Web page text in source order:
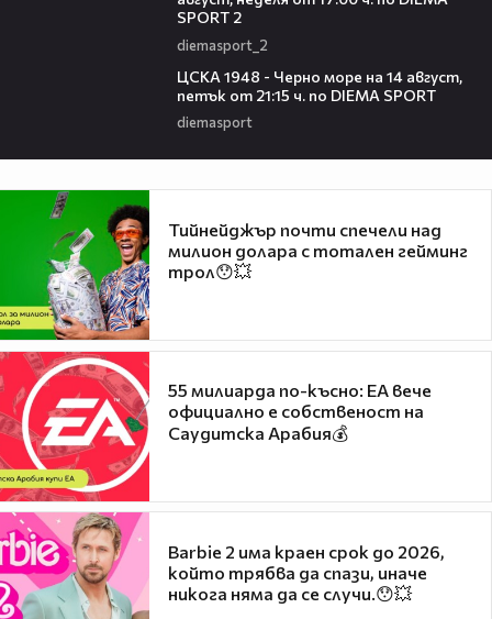
SPORT 2
diemasport_2
ЦСКА 1948 - Черно море на 14 август,
петък от 21:15 ч. по DIEMA SPORT
diemasport
Тийнейджър почти спечели над
милион долара с тотален гейминг
трол😯💥
55 милиарда по-късно: EA вече
официално е собственост на
Саудитска Арабия💰
Barbie 2 има краен срок до 2026,
който трябва да спази, иначе
никога няма да се случи.😯💥